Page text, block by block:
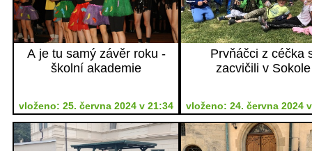
A je tu samý závěr roku -
školní akademie
vloženo: 25. června 2024 v 21:34
Prvňáčci z céčka
zacvičili v Sokole
vloženo: 24. června 2024